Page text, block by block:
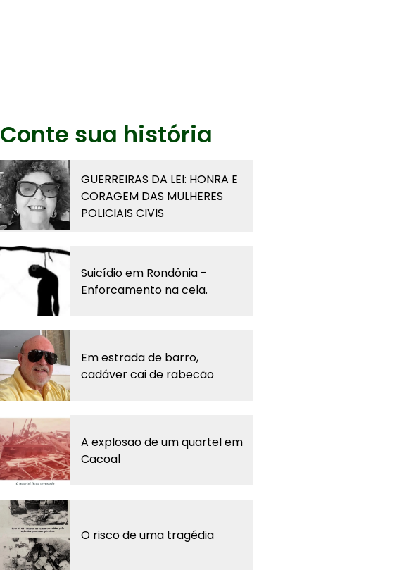
Conte sua história
GUERREIRAS DA LEI: HONRA E
CORAGEM DAS MULHERES
POLICIAIS CIVIS
Suicídio em Rondônia -
Enforcamento na cela.
Em estrada de barro,
cadáver cai de rabecão
A explosao de um quartel em
Cacoal
O risco de uma tragédia